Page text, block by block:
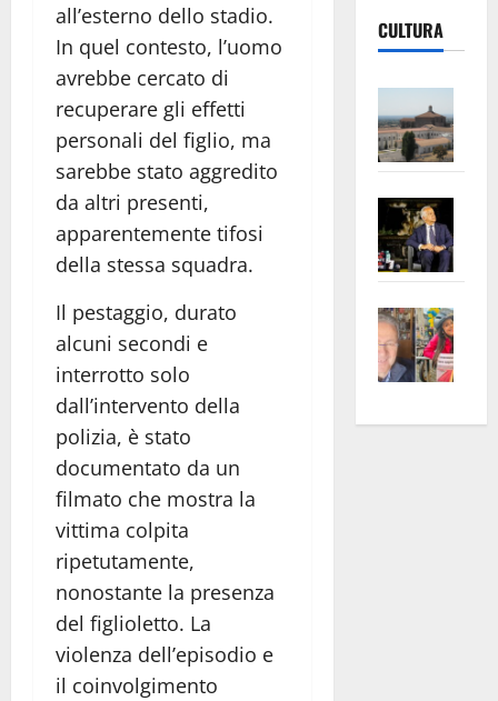
all’esterno dello stadio.
In quel contesto, l’uomo
avrebbe cercato di
recuperare gli effetti
personali del figlio, ma
sarebbe stato aggredito
da altri presenti,
apparentemente tifosi
della stessa squadra.
Il pestaggio, durato
alcuni secondi e
interrotto solo
dall’intervento della
polizia, è stato
documentato da un
filmato che mostra la
vittima colpita
ripetutamente,
nonostante la presenza
del figlioletto. La
violenza dell’episodio e
il coinvolgimento
CULTURA
euro
apre